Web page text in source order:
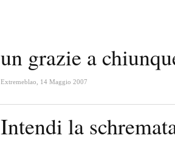
un grazie a
Extremeblao 14 Maggio 2007
Intendi la